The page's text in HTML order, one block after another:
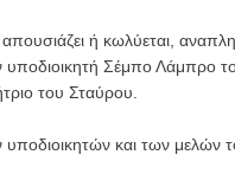
απουσιάζει ή κωλύεται,
Σέμπο Λάμπρο
του Σταύρου.
και των μελών